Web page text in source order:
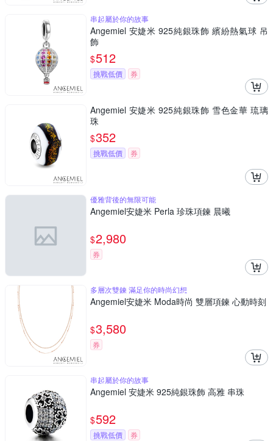
串起屬於你的故事
Angemiel 安婕米 925純銀珠飾 繽紛熱氣球 吊
飾
$512
挑戰低價 券
Angemiel 安婕米 925純銀珠飾 雪色金華 琉璃
珠
$352
挑戰低價 券
優雅背後的無限可能
Angemiel安婕米 Perla 珍珠項鍊 晨曦
$2,980
券
多層次雙鍊 滿足你的時尚幻想
Angemiel安婕米 Moda時尚 雙層項鍊 心動時刻
$3,580
券
串起屬於你的故事
Angemiel 安婕米 925純銀珠飾 高雅 串珠
$592
挑戰低價 券